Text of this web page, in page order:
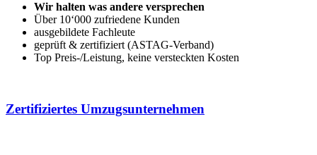
Wir halten was andere versprechen
Über 10‘000 zufriedene Kunden
ausgebildete Fachleute
geprüft & zertifiziert (ASTAG-Verband)
Top Preis-/Leistung, keine versteckten Kosten
Zertifiziertes Umzugsunternehmen